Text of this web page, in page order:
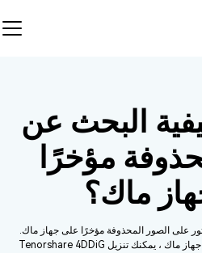
كيفية البحث عن
مؤخرًا
ماك؟
على الصور المحذوفة مؤخرًا على جهاز ماك.
لاستعادة الصور المحذوفة نهائيًا على جهاز ماك ، يمكنك تنزيل Tenorshare 4DDiG